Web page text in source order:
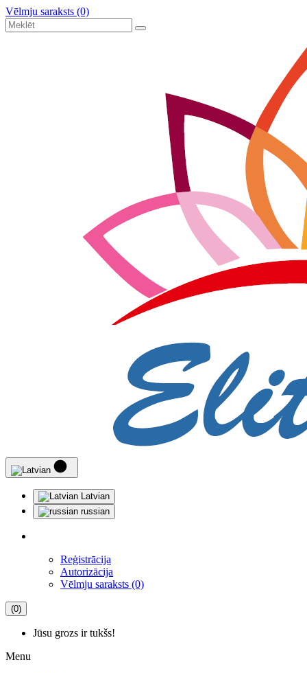
Vēlmju saraksts (0)
Latvian
russian
Reģistrācija
Autorizācija
Vēlmju saraksts (0)
(0)
Jūsu grozs ir tukšs!
Menu